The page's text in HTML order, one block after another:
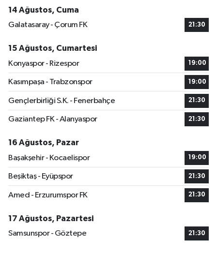
14 Ağustos, Cuma
Galatasaray - Çorum FK
21:30
15 Ağustos, Cumartesi
Konyaspor - Rizespor
19:00
Kasımpaşa - Trabzonspor 19:00
Gençlerbirliği S.K. - Fenerbahçe 21:30
Gaziantep FK - Alanyaspor 21:30
16 Ağustos, Pazar
Başakşehir - Kocaelispor
19:00
Beşiktaş - Eyüpspor 21:30
Amed - Erzurumspor FK 21:30
17 Ağustos, Pazartesi
Samsunspor - Göztepe
21:30